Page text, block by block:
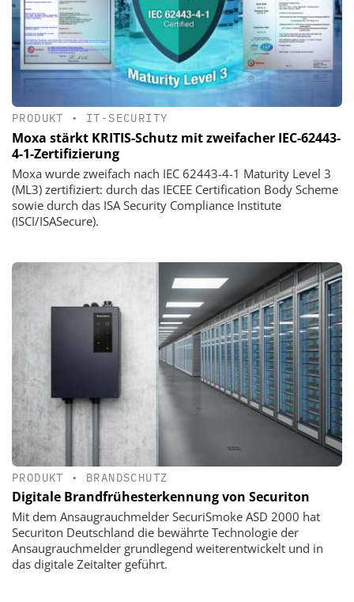
PRODUKT • IT-SECURITY
Moxa stärkt KRITIS-Schutz mit zweifacher IEC-62443-
4-1-Zertifizierung
Moxa wurde zweifach nach IEC 62443-4-1 Maturity Level 3
(ML3) zertifiziert: durch das IECEE Certification Body Scheme
sowie durch das ISA Security Compliance Institute
(ISCI/ISASecure).
PRODUKT • BRANDSCHUTZ
Digitale Brandfrühesterkennung von Securiton
Mit dem Ansaugrauchmelder SecuriSmoke ASD 2000 hat
Securiton Deutschland die bewährte Technologie der
Ansaugrauchmelder grundlegend weiterentwickelt und in
das digitale Zeitalter geführt.